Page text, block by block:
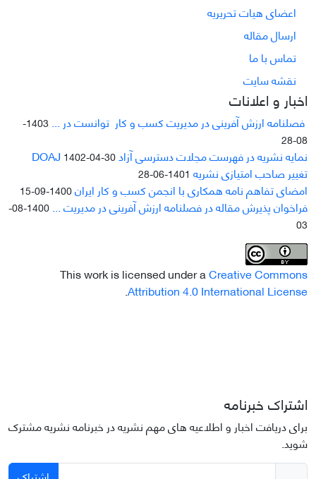
اعضای هیات تحریریه
ارسال مقاله
تماس با ما
نقشه سایت
اخبار و اعلانات
فصلنامه ارزش آفرینی در مدیریت کسب و کار توانست در ...
1403-
08-28
نمایه نشریه در فهرست مجلات دسترسی آزاد DOAJ1402-04-30
تغییر صاحب امتیازی نشریه 1401-06-28
امضای تفاهم نامه همکاری با انجمن کسب و کار ایران1400-09-15
فراخوان پذیرش مقاله در فصلنامه ارزش آفرینی در مدیریت ...
1400-08-
03
This work is licensed under aCreative Commons
Attribution 4.0 International License
.
اشتراک خبرنامه
برای دریافت اخبار و اطلاعیه های مهم نشریه در خبرنامه نشریه مشترک
شوید.